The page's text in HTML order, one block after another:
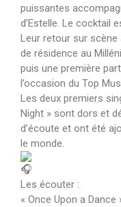
puissantes
d’Estelle. Le cocktail
Leur retour sur
de résidence au
puis une première
l’occasion du Top
Les deux premiers
Night » sont dors et
d’écoute et ont été
le monde.
Les écouter :
« Once Upon a Dance